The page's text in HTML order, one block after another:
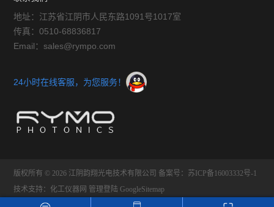
地址：江苏省江阴市人民东路1091号1017室
传真：0510-68836817
Email：sales@rympo.com
24小时在线客服，为您服务！
版权所有 © 2026 江阴韵翔光电技术有限公司 备案号：苏ICP备16003332号-1
技术支持： 化工仪器网 管理登陆 GoogleSitemap